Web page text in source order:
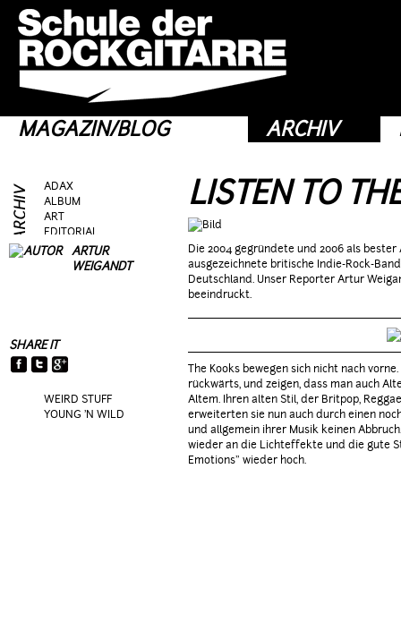
MAGAZIN/BLOG ARCHIV
ADAX
ALBUM
ART
EDITORIAL
FRAG AS
MOVIE
RIFFS
TALK
WEIRD STUFF
YOUNG 'N WILD
LISTEN TO
ARTUR
WEIGANDT
SHARE IT
Die 2004 gegründete und 2006 als
ausgezeichnete britische Indie-Rock-
Deutschland. Unser Reporter Artur
beeindruckt.
The Kooks bewegen sich nicht nach
rückwärts, und zeigen, dass man auch
Altem. Ihren alten Stil, der Britpop,
erweiterten sie nun auch durch einen
und allgemein ihrer Musik keinen
wieder an die Lichteffekte und die gute
Emotions" wieder hoch.